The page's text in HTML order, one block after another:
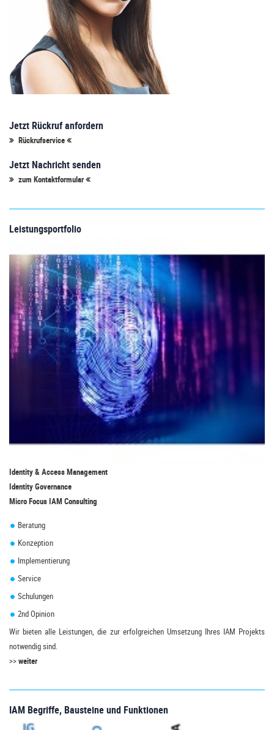
Jetzt Rückruf anfordern
Rückrufservice
Jetzt Nachricht senden
zum Kontaktformular
Leistungsportfolio
Identity & Access Management
Identity Governance
Micro Focus IAM Consulting
Beratung
Konzeption
Implementierung
Service
Schulungen
2nd Opinion
Wir bieten alle Leistungen, die zur erfolgreichen Umsetzung Ihres IAM Projekts
notwendig sind.
>>weiter
IAM Begriffe, Bausteine und Funktionen